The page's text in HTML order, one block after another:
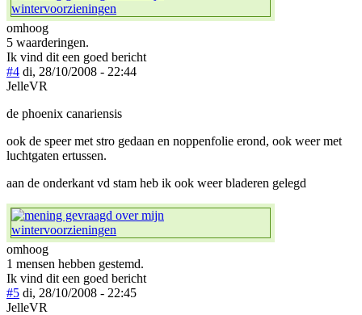
omhoog
5 waarderingen.
Ik vind dit een goed bericht
#4 di, 28/10/2008 - 22:44
JelleVR
de phoenix canariensis
ook de speer met stro gedaan en noppenfolie erond, ook weer met
luchtgaten ertussen.
aan de onderkant vd stam heb ik ook weer bladeren gelegd
omhoog
1 mensen hebben gestemd.
Ik vind dit een goed bericht
#5 di, 28/10/2008 - 22:45
JelleVR